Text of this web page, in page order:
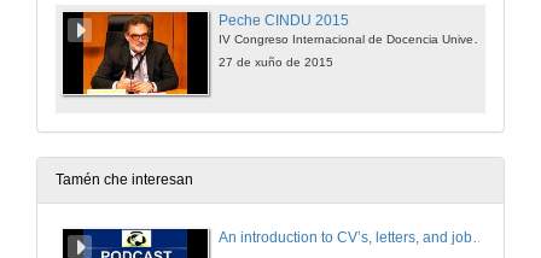
Peche CINDU 2015
27 de xuño de 2015
Tamén che interesan
An introduction to CV’s, letters, and job searching